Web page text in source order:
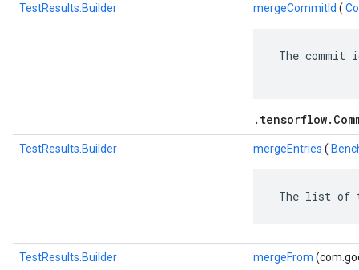
TestResults.Builder mergeCommitId (
The
TestResults.Builder mergeEntries (
The list of
TestResults.Builder mergeFrom